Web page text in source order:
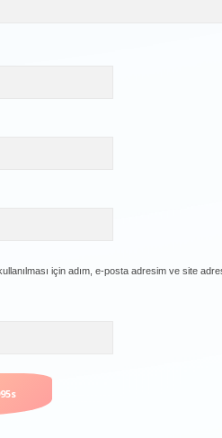
için adım, e-posta adresim ve site